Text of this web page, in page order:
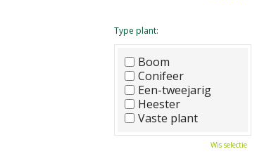
Type plant:
Boom
Conifeer
Een-tweejarig
Heester
Vaste plant
Wis selectie